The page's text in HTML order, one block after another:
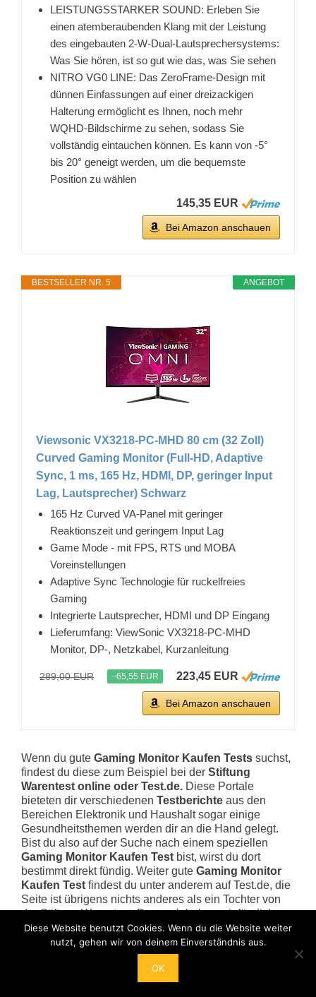
LEISTUNGSSTARKER SOUND: Erleben Sie
einen atemberaubenden Klang mit der Leistung
des eingebauten 2-W-Dual-Lautsprechersystems:
Was Sie hören, ist so gut wie das, was Sie sehen
NITRO VG0 LINE: Das ZeroFrame-Design mit
dünnen Einfassungen auf einer dreizackigen
Halterung ermöglicht es Ihnen, noch mehr
WQHD-Bildschirme zu sehen, sodass Sie
vollständig eintauchen können. Es kann von -5°
bis 20° geneigt werden, um die bequemste
Position zu wählen
145,35 EUR
Bei Amazon anschauen
ANGEBOT
BESTSELLER NR. 5
Viewsonic VX3218-PC-MHD 80 cm (32 Zoll)
Curved Gaming Monitor (Full-HD, Adaptive
Sync, 1 ms, 165 Hz, HDMI, DP, geringer Input
Lag, Lautsprecher) Schwarz
165 Hz Curved VA-Panel mit geringer
Reaktionszeit und geringem Input Lag
Game Mode - mit FPS, RTS und MOBA
Voreinstellungen
Adaptive Sync Technologie für ruckelfreies
Gaming
Integrierte Lautsprecher, HDMI und DP Eingang
Lieferumfang: ViewSonic VX3218-PC-MHD
Monitor, DP-, Netzkabel, Kurzanleitung
289,00 EUR −65,55 EUR 223,45 EUR
Bei Amazon anschauen
Wenn du gute Gaming Monitor Kaufen Tests suchst,
findest du diese zum Beispiel bei der Stiftung
Warentest online oder Test.de. Diese Portale
bieteten dir verschiedenen Testberichte aus den
Bereichen Elektronik und Haushalt sogar einige
Gesundheitsthemen werden dir an die Hand gelegt.
Bist du also auf der Suche nach einem speziellen
Gaming Monitor Kaufen Test bist, wirst du dort
bestimmt direkt fündig. Weiter gute Gaming Monitor
Kaufen Test findest du unter anderem auf Test.de, die
Seite ist übrigens nichts anderes als ein Tochter von
der Stiftung Warentest. Dennoch haben wir für dich,
einen kurzen Gaming Monitor Kaufen Kaufratgeber
verfasst, so weisst du genau, was bei dem Kauf
wichtig ist. Es gibt nämlich viele Unterschiede, auf
welche du unbedingt Acht geben solltest. Dadurch
können wir sicherstellen, dass du beim einkaufen
Diese Website benutzt Cookies. Wenn du die Website weiter
nutzt, gehen wir von deinem Einverständnis aus.
OK